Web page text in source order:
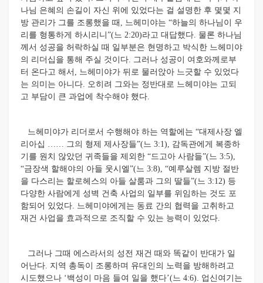
나님 은혜의 손길이 자신 위에 있었다는 걸 설명한 후 몇몇 지
방 관리가 그를 조롱했을 때, 느헤미야는 “하늘의 하나님이 우
리를 형통하게 하시리니”(느 2:20)라고 대답했다. 물론 하나님
께서 성공을 허락하실 때 일부분은 현명하고 박식한 느헤미야
의 리더십을 통해 주실 것이다. 그러나 성공이 여호와께로부
터 온다고 해서, 느헤미야가 뒤로 물러앉아 느긋할 수 있었다
는 의미는 아니다. 오히려 그와는 정반대로 느헤미야는 고되
고 부담이 큰 과업에 착수해야 했다.
느헤미야가 리더로서 수행해야 하는 역할에는 “대제사장 엘
리아십 …… 그의 형제 제사장들”(느 3:1), 감독관에게 복종하
기를 원치 않았던 귀족들을 제외한 “드고아 사람들”(느 3:5),
“금장색 할해야의 아들 웃시엘”(느 3:8), “예루살렘 지방 절반
을 다스리는 할로헤스의 아들 살룸과 그의 딸들”(느 3:12) 등
다양한 사람에게 성벽 건축 사업의 일부를 위임하는 것도 포
함되어 있었다. 느헤미야에게는 동료 간의 협력을 고취하고
재건 사업을 효과적으로 조직할 수 있는 능력이 있었다.
그러나 그때 에스라서의 성전 재건 때와 똑같이 반대가 일
어난다. 지역 총독이 조롱하며 유대인의 노력을 방해하려고
시도했으나 ‘백성이 마음 들여 일을 했다’(느 4:6). 업신여기는